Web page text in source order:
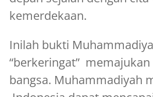
kemerdekaan.
Inilah bukti
“berkeringat”
bangsa. Muhammadiyah